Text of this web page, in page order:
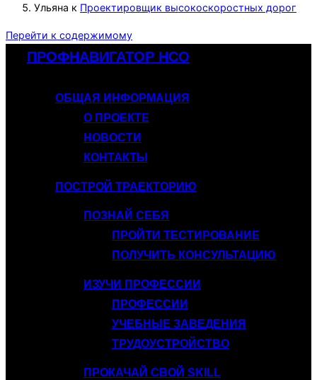
Ульяна к Проектировщик высокоскоростных дорог
Перейти к содержимому
ПРОФНАВИГАТОР НСО
ОБЩАЯ ИНФОРМАЦИЯ
О ПРОЕКТЕ
НОВОСТИ
КОНТАКТЫ
ПОСТРОЙ ТРАЕКТОРИЮ
ПОЗНАЙ СЕБЯ
ПРОЙТИ ТЕСТИРОВАНИЕ
ПОЛУЧИТЬ КОНСУЛЬТАЦИЮ
ИЗУЧИ ПРОФЕССИИ
ПРОФЕССИИ
УЧЕБНЫЕ ЗАВЕДЕНИЯ
ТРУДОУСТРОЙСТВО
ПРОКАЧАЙ СВОЙ SKILL